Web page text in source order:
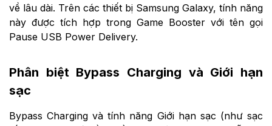
về lâu dài. Trên các thiết bị Samsung Galaxy, tính năng
này được tích hợp trong Game Booster với tên gọi
Pause USB Power Delivery.
Phân biệt Bypass Charging và Giới hạn
sạc
Bypass Charging và tính năng Giới hạn sạc (như sạc